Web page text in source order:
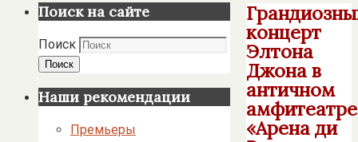
концерт
Элтона
Джона в
античном
амфитеатре
«Арена ди
Поиск на сайте
Поиск
Поиск
Наши рекомендации
Премьеры